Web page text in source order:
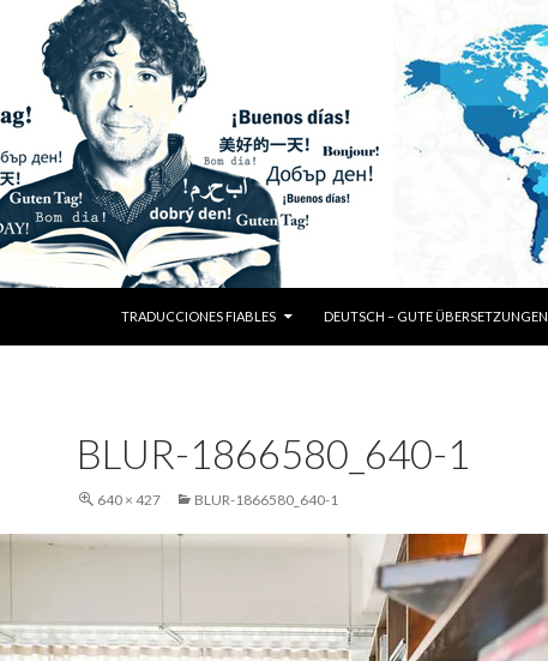
TRADUCCIONES FIABLES
DEUTSCH – GUTE ÜBERSETZUNGEN
BLUR-1866580_640-1
640 × 427 BLUR-1866580_640-1